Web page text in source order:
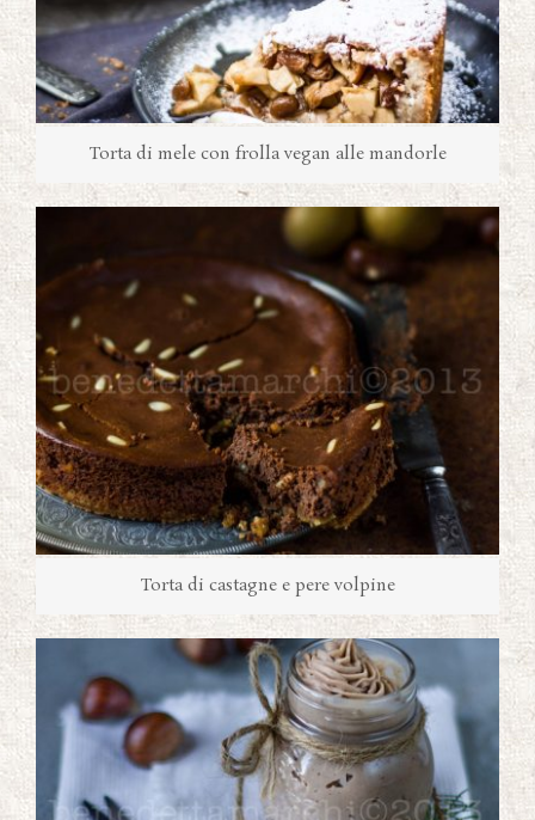
Torta di mele con frolla vegan alle mandorle
Torta di castagne e pere volpine